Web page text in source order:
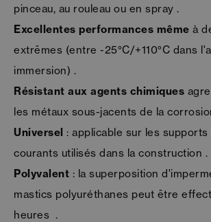
pinceau, au rouleau ou en spray .
Excellentes performances même à
extrêmes (entre -25°C/+110°C dans
immersion) .
Résistant aux agents chimiques
les métaux sous-jacents de la
Universel : applicable sur les supports
courants utilisés dans la construction .
Polyvalent : la superposition
mastics polyuréthanes peut être
heures .